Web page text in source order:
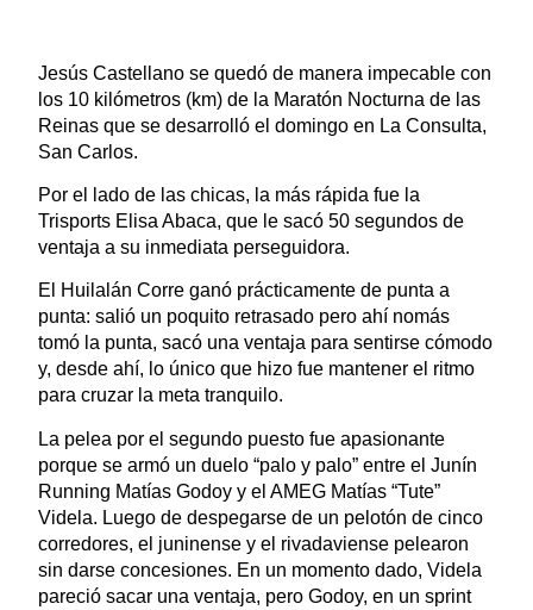
Jesús Castellano se quedó de manera impecable con
los 10 kilómetros (km) de la Maratón Nocturna de las
Reinas que se desarrolló el domingo en La Consulta,
San Carlos.
Por el lado de las chicas, la más rápida fue la
Trisports Elisa Abaca, que le sacó 50 segundos de
ventaja a su inmediata perseguidora.
El Huilalán Corre ganó prácticamente de punta a
punta: salió un poquito retrasado pero ahí nomás
tomó la punta, sacó una ventaja para sentirse cómodo
y, desde ahí, lo único que hizo fue mantener el ritmo
para cruzar la meta tranquilo.
La pelea por el segundo puesto fue apasionante
porque se armó un duelo “palo y palo” entre el Junín
Running Matías Godoy y el AMEG Matías “Tute”
Videla. Luego de despegarse de un pelotón de cinco
corredores, el juninense y el rivadaviense pelearon
sin darse concesiones. En un momento dado, Videla
pareció sacar una ventaja, pero Godoy, en un sprint